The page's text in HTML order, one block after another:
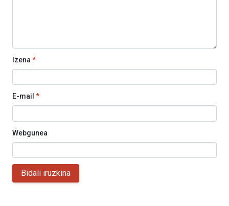
Izena *
E-mail *
Webgunea
Bidali iruzkina